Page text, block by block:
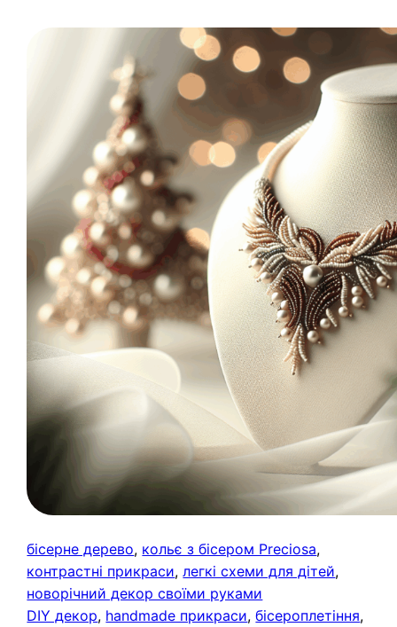
бісерне дерево, кольє з бісером Preciosa
контрастні прикраси, легкі схеми для дітей
новорічний декор своїми руками
DIY декор, handmade прикраси, бісероплетіння